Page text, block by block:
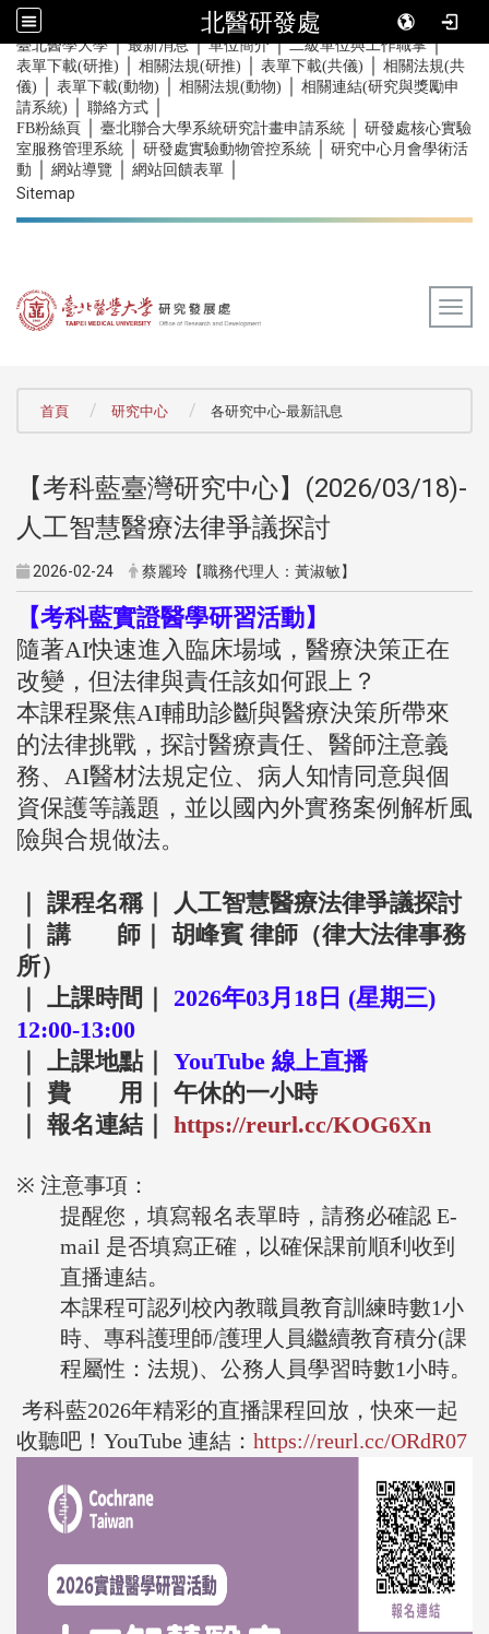
北醫研發處
::: 臺北醫學大學｜最新消息｜單位簡介｜二級單位與工作職掌｜
表單下載(研推) 相關法規(研推) 表單下載(共儀)
相關法規(共
儀)
表單下載(動物) 相關法規(動物)
相關連結(研究與獎勵申
請系統)
聯絡方式
FB粉絲頁 臺北聯合大學系統研究計畫申請系統
研發處核心實驗
室服務管理系統
研發處實驗動物管控系統
研究中心月會學術活
動
網站導覽 網站回饋表單
Sitemap
首頁 研究中心 各研究中心-最新訊息
【考科藍臺灣研究中心】(2026/03/18)-
人工智慧醫療法律爭議探討
2026-02-24 蔡麗玲【職務代理人：黃淑敏】
【考科藍實證醫學研習活動】
隨著AI快速進入臨床場域，醫療決策正在
改變， 但法律與責任該如何跟上？
本課程聚焦AI輔助診斷與醫療決策所帶來
的法律挑戰， 探討醫療責任、醫師注意義
務、AI醫材法規定位、 病人知情同意與個
資保護等議題， 並以國內外實務案例解析風
險與合規做法。
｜ 課程名稱｜ 人工智慧醫療法律爭議探討
｜ 講 師｜ 胡峰賓 律師（律大法律事務
所）
｜ 上課時間｜ 2026年03月18日 (星期三)
12:00-13:00
｜ 上課地點｜ YouTube 線上直播
｜ 費 用｜ 午休的一小時
｜ 報名連結｜ https://reurl.cc/KOG6Xn
※ 注意事項：
提醒您，填寫報名表單時，請務必確認 E-
mail 是否填寫正確，以確保課前順利收到
直播連結。
本課程可認列校內教職員教育訓練時數1小
時、專科護理師/護理人 員繼續教育積分(課
程屬性：法規)、公務人員學習時數1小時。
考科藍2026年精彩的直播課程回放，快來一起
收聽吧！YouTube 連結： https://reurl.cc/ORdR07